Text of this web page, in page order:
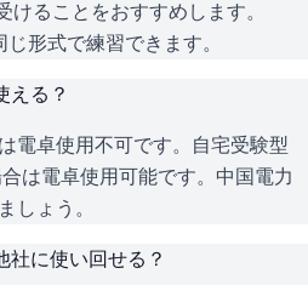
けることをおすすめします。
形式で練習できます。
える？
電卓使用不可です。自宅受験型
は電卓使用可能です。中国電力
しょう。
社に使い回せる？